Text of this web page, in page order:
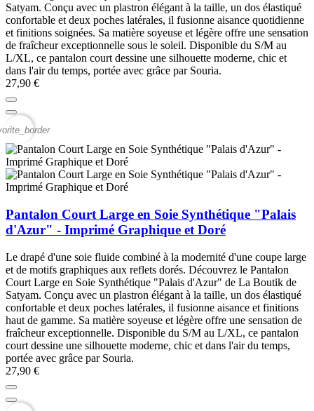
Satyam. Conçu avec un plastron élégant à la taille, un dos élastiqué
confortable et deux poches latérales, il fusionne aisance quotidienne
et finitions soignées. Sa matière soyeuse et légère offre une sensation
de fraîcheur exceptionnelle sous le soleil. Disponible du S/M au
L/XL, ce pantalon court dessine une silhouette moderne, chic et
dans l'air du temps, portée avec grâce par Souria.
27,90 €
Pantalon Court Large en Soie Synthétique "Palais
d'Azur" - Imprimé Graphique et Doré
Le drapé d'une soie fluide combiné à la modernité d'une coupe large
et de motifs graphiques aux reflets dorés. Découvrez le Pantalon
Court Large en Soie Synthétique "Palais d'Azur" de La Boutik de
Satyam. Conçu avec un plastron élégant à la taille, un dos élastiqué
confortable et deux poches latérales, il fusionne aisance et finitions
haut de gamme. Sa matière soyeuse et légère offre une sensation de
fraîcheur exceptionnelle. Disponible du S/M au L/XL, ce pantalon
court dessine une silhouette moderne, chic et dans l'air du temps,
portée avec grâce par Souria.
27,90 €